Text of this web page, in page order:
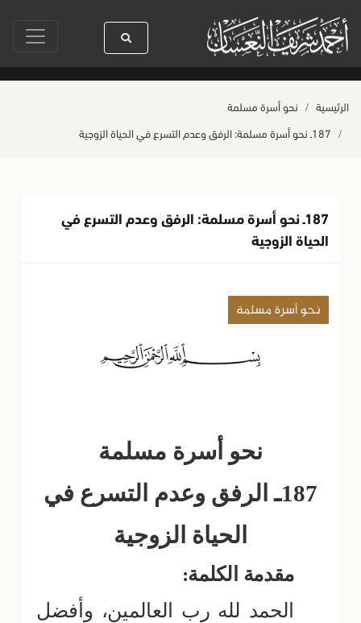
كله رحمة صلاة آخر أربعاء من صفر حياة القلوب وصحتها بالعمل الصالح
الرئيسية
نحو أسرة مسلمة
187ـ نحو أسرة مسلمة: الرفق وعدم التسرع في الحياة الزوجية
187ـ نحو أسرة مسلمة: الرفق وعدم التسرع في
الحياة الزوجية
نحو أسرة مسلمة
نحو أسرة مسلمة
187ـ الرفق وعدم التسرع في
الحياة الزوجية
مقدمة الكلمة:
الحمد لله رب العالمين، وأفضل